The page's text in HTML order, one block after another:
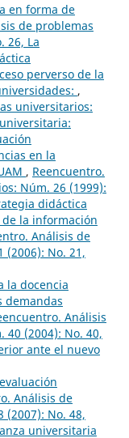
en forma de
de problemas
26, La
perverso de la
,
universitarios:
en la
, Reencuentro.
Núm. 26 (1999):
didáctica
de la información
Análisis de
No. 21,
la docencia
demandas
Análisis
(2004): No. 40,
ante el nuevo
Análisis de
No. 48,
universitaria